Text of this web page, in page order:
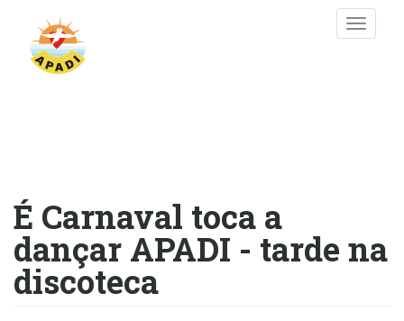
conteúdo
Toggle
É Carnaval toca a
dançar APADI - tarde na
discoteca